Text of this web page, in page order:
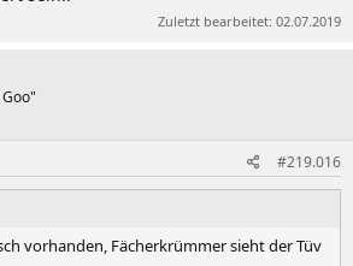
Zuletzt bearbeitet: 02.07.2019
#219.016
vorhanden, Fächerkrümmer sieht der Tüv